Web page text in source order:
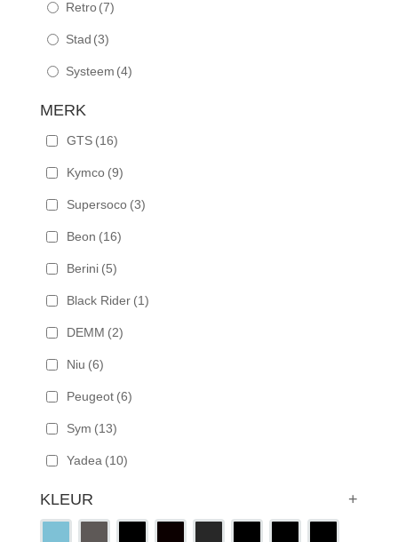
Retro (7)
Stad (3)
Systeem (4)
MERK
GTS (16)
Kymco (9)
Supersoco (3)
Beon (16)
Berini (5)
Black Rider (1)
DEMM (2)
Niu (6)
Peugeot (6)
Sym (13)
Yadea (10)
KLEUR +